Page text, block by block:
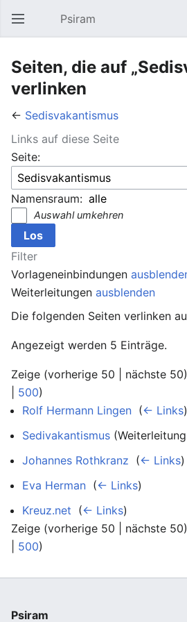
Hauptmenü öffnen Psiram
Seiten, die auf
verlinken
← Sedisvakantismus
Links auf diese Seite
Seite:
Namensraum:
Auswahl umkehren
Filter
Vorlageneinbindungen
Weiterleitungen ausblenden
Die folgenden Seiten verlinken
Angezeigt werden 5 Einträge.
Zeige (vorherige 50 | nächste
500)
Rolf Hermann Lingen (← Links)
Sedivakantismus
Johannes Rothkranz (← Links)
Eva Herman (← Links)
Kreuz.net (← Links)
Zeige (vorherige 50 | nächste
500)
Psiram